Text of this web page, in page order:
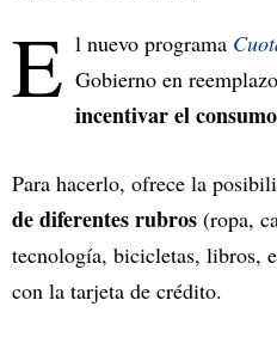
E l nuevo programa
Gobierno en
incentivar el
Para hacerlo, ofrece la
de diferentes rubros (ropa,
tecnología, bicicletas, libros,
con la tarjeta de crédito.